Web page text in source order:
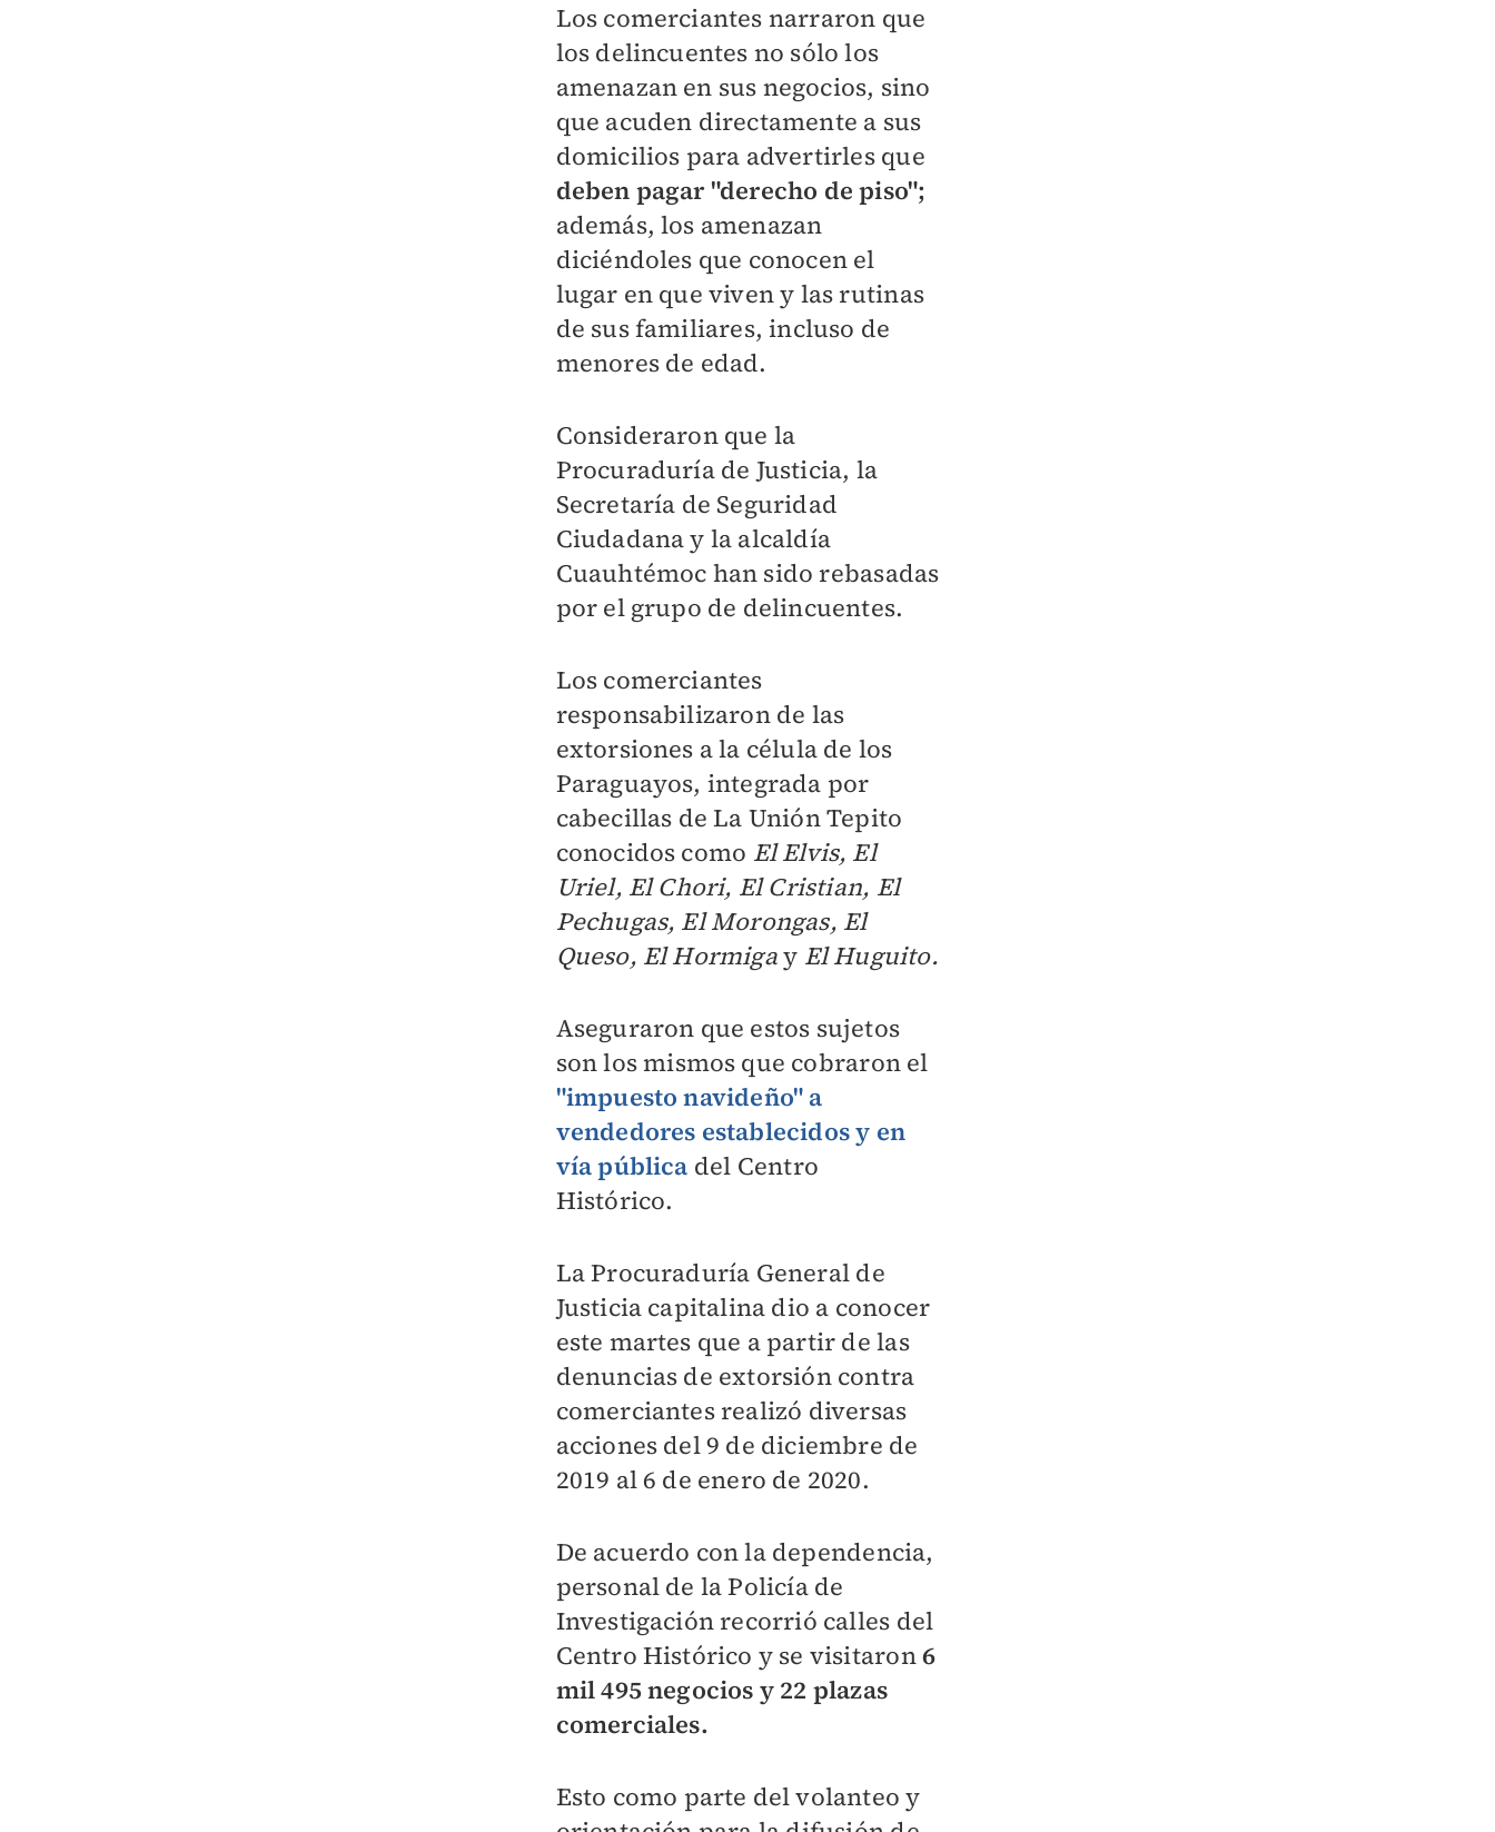
Los comerciantes narraron que
los delincuentes no sólo los
amenazan en sus negocios, sino
que acuden directamente a sus
domicilios para advertirles que
deben pagar "derecho de piso";
además, los amenazan
diciéndoles que conocen el
lugar en que viven y las rutinas
de sus familiares, incluso de
menores de edad.
Consideraron que la
Procuraduría de Justicia, la
Secretaría de Seguridad
Ciudadana y la alcaldía
Cuauhtémoc han sido rebasadas
por el grupo de delincuentes.
Los comerciantes
responsabilizaron de las
extorsiones a la célula de los
Paraguayos, integrada por
cabecillas de La Unión Tepito
conocidos como El Elvis, El
Uriel, El Chori, El Cristian, El
Pechugas, El Morongas, El
Queso, El Hormigay El Huguito.
Aseguraron que estos sujetos
son los mismos que cobraron el
"impuesto navideño" a
vendedores establecidos y en
vía pública del Centro
Histórico.
La Procuraduría General de
Justicia capitalina dio a conocer
este martes que a partir de las
denuncias de extorsión contra
comerciantes realizó diversas
acciones del 9 de diciembre de
2019 al 6 de enero de 2020.
De acuerdo con la dependencia,
personal de la Policía de
Investigación recorrió calles del
Centro Histórico y se visitaron6
mil 495 negocios y 22 plazas
comerciales.
Esto como parte del volanteo y